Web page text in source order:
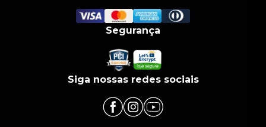
Segurança
Siga nossas redes sociais